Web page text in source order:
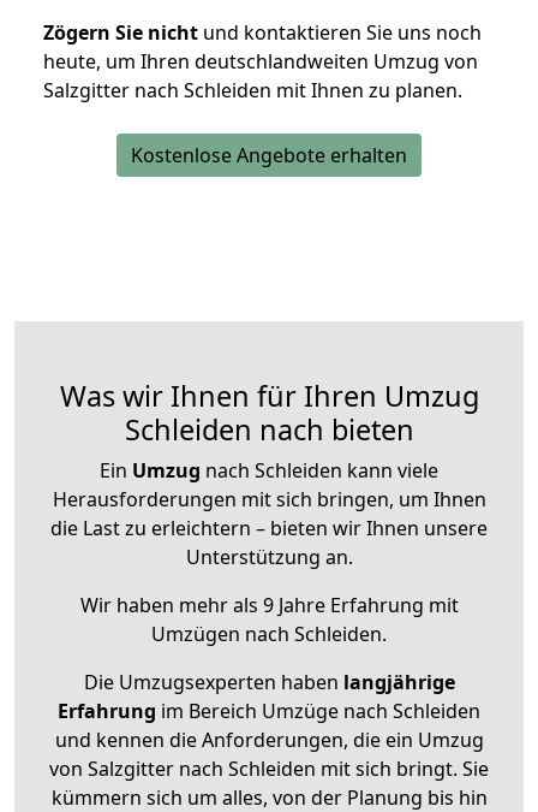
Zögern Sie nicht und kontaktieren Sie uns noch
heute, um Ihren deutschlandweiten Umzug von
Salzgitter nach Schleiden mit Ihnen zu planen.
Kostenlose Angebote erhalten
Was wir Ihnen für Ihren Umzug
Schleiden nach bieten
Ein Umzug nach Schleiden kann viele
Herausforderungen mit sich bringen, um Ihnen
die Last zu erleichtern – bieten wir Ihnen unsere
Unterstützung an.
Wir haben mehr als 9 Jahre Erfahrung mit
Umzügen nach Schleiden.
Die Umzugsexperten haben langjährige
Erfahrung im Bereich Umzüge nach Schleiden
und kennen die Anforderungen, die ein Umzug
von Salzgitter nach Schleiden mit sich bringt. Sie
kümmern sich um alles, von der Planung bis hin